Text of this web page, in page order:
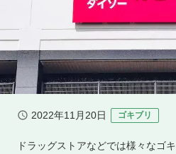
2022年11月20日 ゴキブリ
ドラッグストアなどでは様々なゴ